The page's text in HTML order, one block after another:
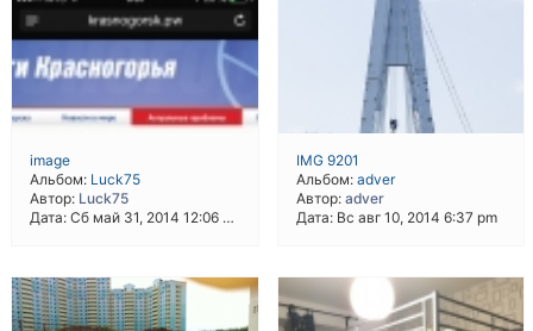
image
Альбом: Luck75
Автор: Luck75
Дата: Сб май 31, 2014 12:06 am
IMG 9201
Альбом: adver
Автор: adver
Дата: Вс авг 10, 2014 6:37 pm